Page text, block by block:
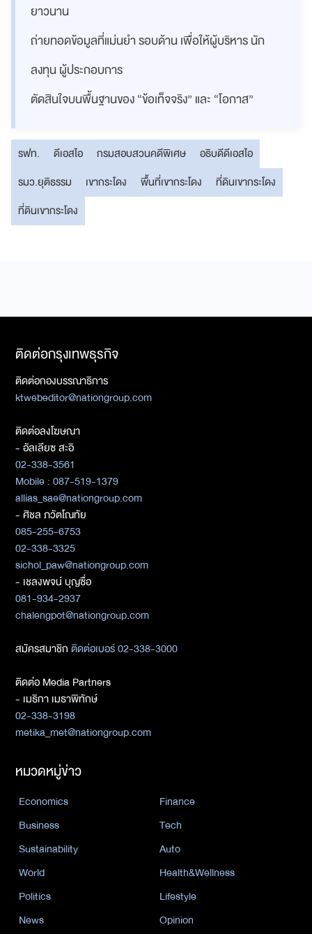
ยาวนาน
ถ่ายทอดข้อมูลที่แม่นยำ รอบด้าน เพื่อให้ผู้บริหาร นัก
ลงทุน ผู้ประกอบการ
ตัดสินใจบนพื้นฐานของ “ข้อเท็จจริง” และ “โอกาส”
รฟท. ดีเอสไอ กรมสอบสวนคดีพิเศษ
อธิบดีดีเอสไอ
รมว.ยุติธรรม
เขากระโดง พื้นที่เขากระโดง
ที่ดินเขากระโดง
ที่ดินเขากระโดง​
ติดต่อกรุงเทพธุรกิจ
ติดต่อกองบรรณาธิการ
ktwebeditor@nationgroup.com
ติดต่อลงโฆษณา
- อัลเลียซ สะอิ
02-338-3561
Mobile : 087-519-1379
allias_sae@nationgroup.com
- ศิชล ภวัตโณทัย
085-255-6753
02-338-3325
sichol_paw@nationgroup.com
- เชลงพจน์ บุญซื่อ
081-934-2937
chalengpot@nationgroup.com
สมัครสมาชิกติดต่อเบอร์ 02-338-3000
ติดต่อ Media Partners
- เมธิกา เมธาพิทักษ์
02-338-3198
metika_met@nationgroup.com
หมวดหมู่ข่าว
Economics
Finance
Business
Tech
Sustainability
Auto
World
Health&Wellness
Politics
Lifestyle
News
Opinion